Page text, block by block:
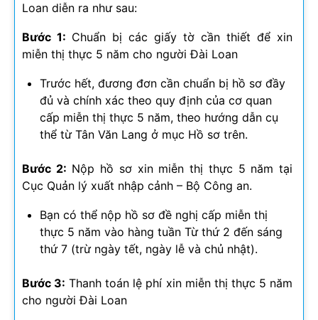
Loan diễn ra như sau:
Bước 1: Chuẩn bị các giấy tờ cần thiết để xin
miễn thị thực 5 năm cho người Đài Loan
Trước hết, đương đơn cần chuẩn bị hồ sơ đầy
đủ và chính xác theo quy định của cơ quan
cấp miễn thị thực 5 năm, theo hướng dẫn cụ
thể từ Tân Văn Lang ở mục Hồ sơ trên.
Bước 2: Nộp hồ sơ xin miễn thị thực 5 năm tại
Cục Quản lý xuất nhập cảnh – Bộ Công an.
Bạn có thể nộp hồ sơ đề nghị cấp miễn thị
thực 5 năm vào hàng tuần Từ thứ 2 đến sáng
thứ 7 (trừ ngày tết, ngày lễ và chủ nhật).
Bước 3: Thanh toán lệ phí xin miễn thị thực 5 năm
cho người Đài Loan